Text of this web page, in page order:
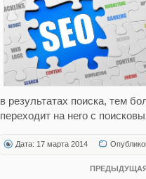
в результатах поиска, тем
переходит на него с
Дата: 17 марта 2014